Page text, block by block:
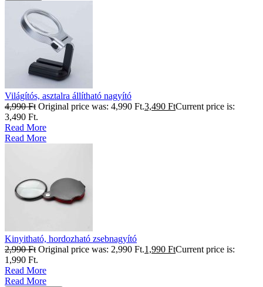
Világítós, asztalra állítható nagyító
4,990Ft Original price was: 4,990 Ft.3,490 FtCurrent price is:
3,490 Ft.
Read More
Read More
Kinyitható, hordozható zsebnagyító
2,990Ft Original price was: 2,990 Ft.1,990 FtCurrent price is:
1,990 Ft.
Read More
Read More